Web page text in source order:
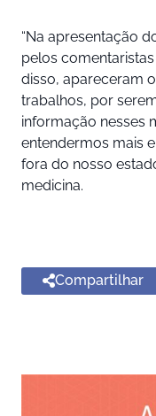
“Na apresentação
pelos
disso, apareceram
trabalhos, por
informação nesses
entendermos mais
fora do nosso
medicina.
Compartilhar